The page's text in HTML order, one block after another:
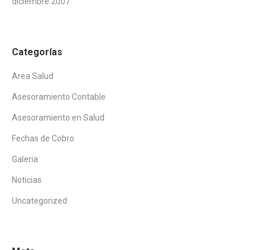
Categorías
Area Salud
Asesoramiento Contable
Asesoramiento en Salud
Fechas de Cobro
Galeria
Noticias
Uncategorized